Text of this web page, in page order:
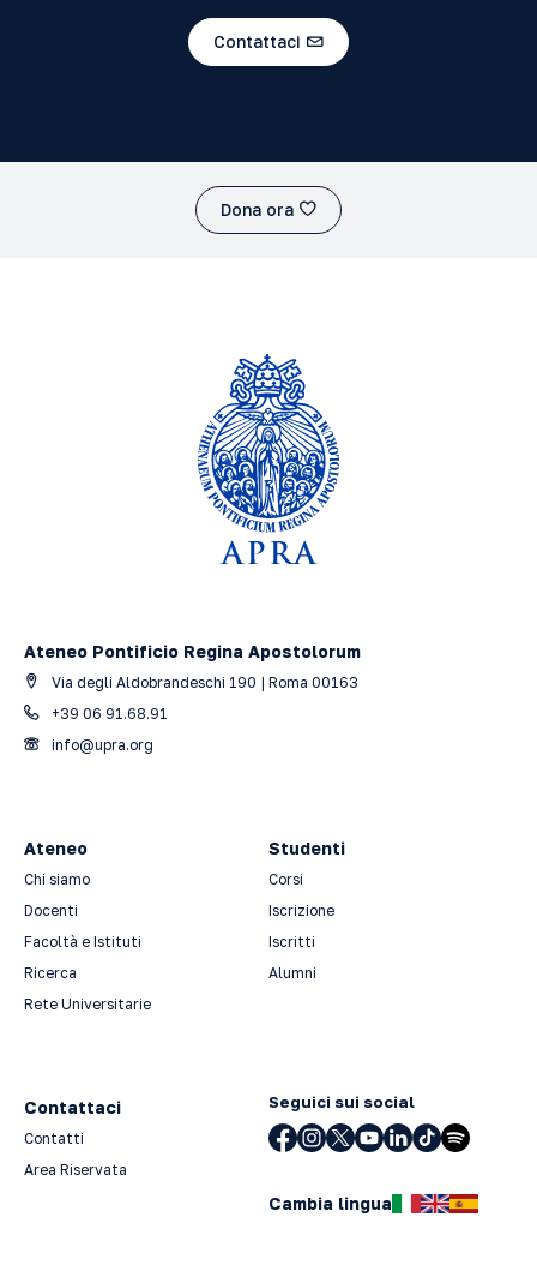
Contattaci
Dona ora
Ateneo Pontificio Regina Apostolorum
Via degli Aldobrandeschi 190 | Roma 00163
+39 06 91.68.91
info@upra.org
Ateneo
Chi siamo
Docenti
Facoltà e Istituti
Ricerca
Rete Universitarie
Studenti
Corsi
Iscrizione
Iscritti
Alumni
Contattaci
Contatti
Area Riservata
Seguici sui social
Cambia lingua